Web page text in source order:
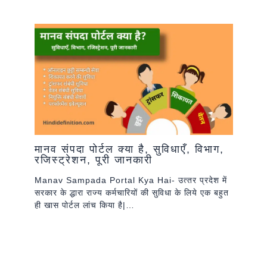
मानव संपदा पोर्टल क्या है, सुविधाएँ, विभाग,
रजिस्ट्रेशन, पूरी जानकारी
Manav Sampada Portal Kya Hai- उत्‍तर प्रदेश में
सरकार के द्धारा राज्‍य कर्मचारियों की सुविधा के लिये एक बहुत
ही खास पोर्टल लांच किया है|…